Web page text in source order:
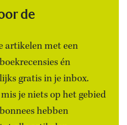
de
artikelen met een
én
gratis in je inbox.
je niets op het gebied
hebben